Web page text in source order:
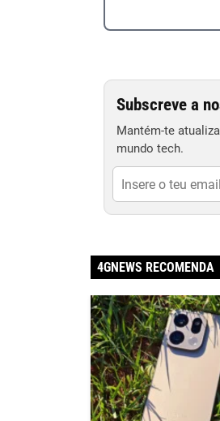
Subscreve a
Mantém-te
mundo tech.
4GNEWS RECOMENDA